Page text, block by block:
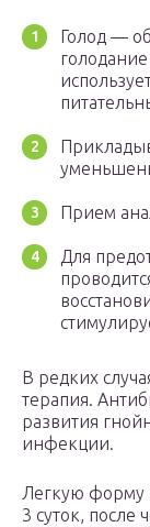
Голод —
Прием
Для
В редких
терапия.
развития
инфекции.
Легкую форму
3 суток, после